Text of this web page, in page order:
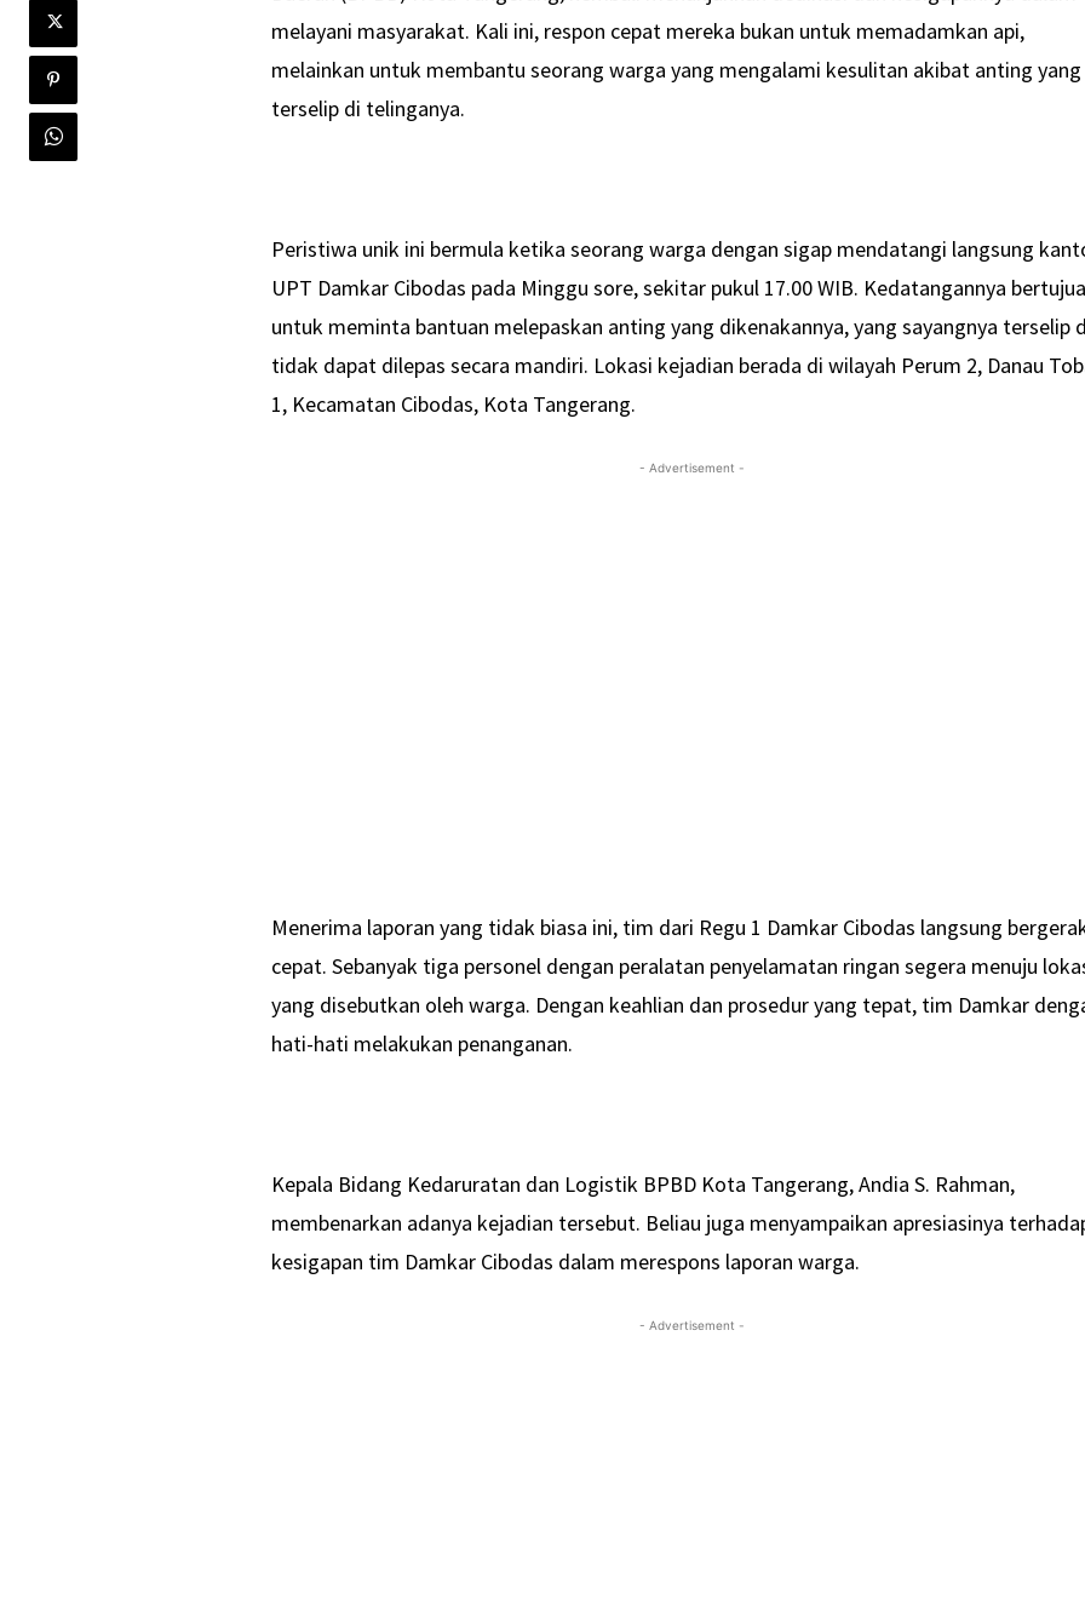
melayani masyarakat. Kali ini, respon cepat mereka bukan untuk memadamkan api,
melainkan untuk membantu seorang warga yang mengalami kesulitan akibat anting yang
terselip di telinganya.
Peristiwa unik ini bermula ketika seorang warga dengan sigap mendatangi langsung
UPT Damkar Cibodas pada Minggu sore, sekitar pukul 17.00 WIB. Kedatangannya
untuk meminta bantuan melepaskan anting yang dikenakannya, yang sayangnya terselip
tidak dapat dilepas secara mandiri. Lokasi kejadian berada di wilayah Perum 2, Danau
1, Kecamatan Cibodas, Kota Tangerang.
- Advertisement -
Menerima laporan yang tidak biasa ini, tim dari Regu 1 Damkar Cibodas langsung
cepat. Sebanyak tiga personel dengan peralatan penyelamatan ringan segera menuju
yang disebutkan oleh warga. Dengan keahlian dan prosedur yang tepat, tim Damkar
hati-hati melakukan penanganan.
Kepala Bidang Kedaruratan dan Logistik BPBD Kota Tangerang, Andia S. Rahman,
membenarkan adanya kejadian tersebut. Beliau juga menyampaikan apresiasinya
kesigapan tim Damkar Cibodas dalam merespons laporan warga.
- Advertisement -